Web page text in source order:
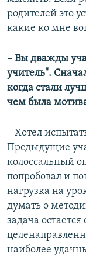
родителей это
какие ко мне
– Вы дважды
учитель".
когда стали
чем была
– Хотел
Предыдущие
колоссальный
попробовал и
нагрузка на
думать о
задача
наиболее